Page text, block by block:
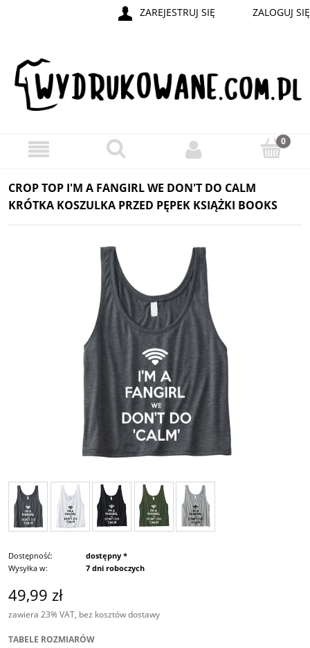
ZAREJESTRUJ SIĘ ZALOGUJ SIĘ
CROP TOP I'M A FANGIRL WE DON'T DO CALM
KRÓTKA KOSZULKA PRZED PĘPEK KSIĄŻKI BOOKS
Dostępność:
dostępny *
Wysyłka w:
7 dni roboczych
49,99 zł
zawiera 23% VAT, bez kosztów dostawy
TABELE ROZMIARÓW